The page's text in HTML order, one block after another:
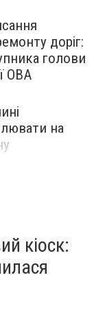
доріг:
голови
ОВА
на
кіоск: